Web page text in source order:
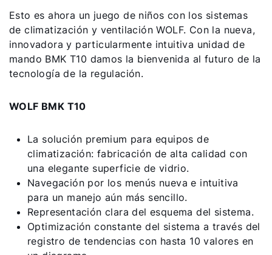
Esto es ahora un juego de niños con los sistemas
de climatización y ventilación WOLF. Con la nueva,
innovadora y particularmente intuitiva unidad de
mando BMK T10 damos la bienvenida al futuro de la
tecnología de la regulación.
WOLF BMK T10
La solución premium para equipos de
climatización: fabricación de alta calidad con
una elegante superficie de vidrio.
Navegación por los menús nueva e intuitiva
para un manejo aún más sencillo.
Representación clara del esquema del sistema.
Optimización constante del sistema a través del
registro de tendencias con hasta 10 valores en